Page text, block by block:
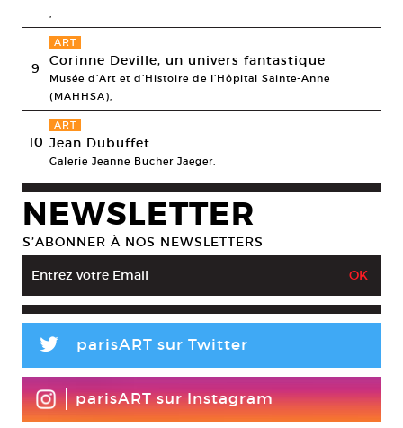
,
9
ART
Corinne Deville, un univers fantastique
Musée d’Art et d’Histoire de l’Hôpital Sainte-Anne
(MAHHSA),
10
ART
Jean Dubuffet
Galerie Jeanne Bucher Jaeger,
NEWSLETTER
S’ABONNER À NOS NEWSLETTERS
L parisART sur Twitter
parisART sur Instagram